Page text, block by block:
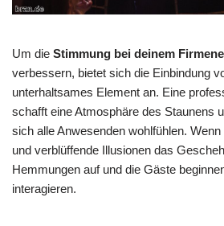
Um die Stimmung bei deinem
verbessern, bietet sich die Einbindung
unterhaltsames Element an. Eine
schafft eine Atmosphäre des Staunens
sich alle Anwesenden wohlfühlen.
und verblüffende Illusionen das
Hemmungen auf und die Gäste
interagieren.